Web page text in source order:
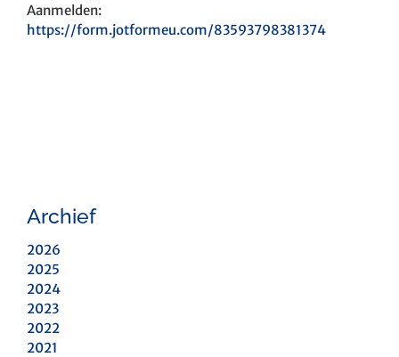
Aanmelden:
https://form.jotformeu.com/83593798381374
Archief
2026
2025
2024
2023
2022
2021